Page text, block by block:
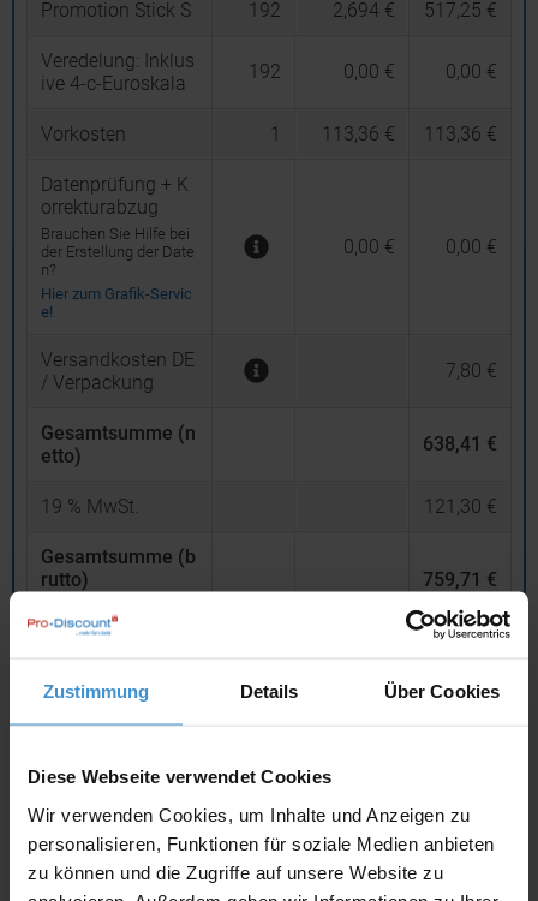
Zustimmung Details Über Cookies
Diese Webseite verwendet Cookies
Wir verwenden Cookies, um Inhalte und Anzeigen zu
personalisieren, Funktionen für soziale Medien anbieten
zu können und die Zugriffe auf unsere Website zu
Promotion Stick S 192 2,694 € 517,25 €
Veredelung: Inklus
ive 4-c-Euroskala
192 0,00 € 0,00 €
Vorkosten 1 113,36 € 113,36 €
Datenprüfung + K
orrekturabzug
Brauchen Sie Hilfe bei
der Erstellung der Date
n?
Hier zum Grafik-Servic
e!
0,00 € 0,00 €
Versandkosten DE
/ Verpackung
7,80 €
Gesamtsumme (n
etto)
638,41 €
19 % MwSt. 121,30 €
Gesamtsumme (b
rutto)
759,71 €
In den
Angebot drucken
Individuelle Anfrage